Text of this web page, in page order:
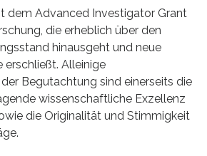
dem Advanced Investigator Grant
die erheblich über den
hinausgeht und neue
erschließt. Alleinige
Begutachtung sind einerseits die
wissenschaftliche Exzellenz
die Originalität und Stimmigkeit